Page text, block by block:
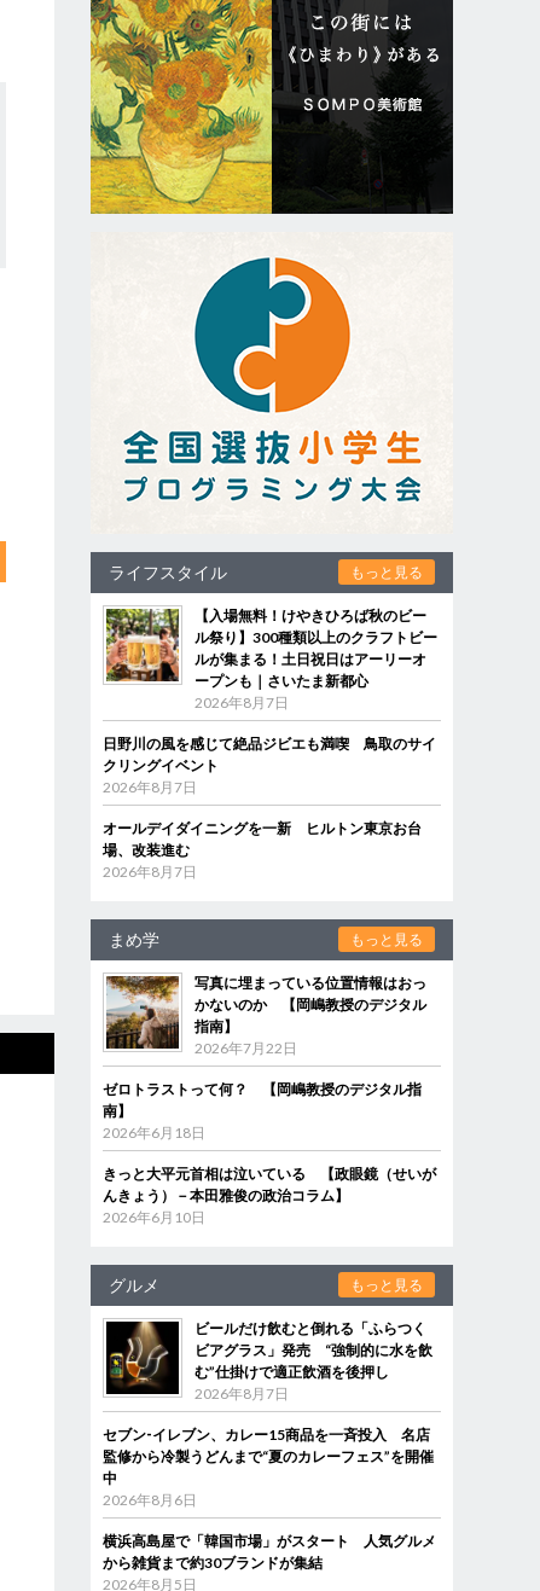
ライフスタイル もっと見る
【入場無料！けやきひろば秋のビー
ル祭り】300種類以上のクラフトビー
ルが集まる！土日祝日はアーリーオ
ープンも｜さいたま新都心
2026年8月7日
日野川の風を感じて絶品ジビエも満喫 鳥取のサイ
クリングイベント
2026年8月7日
オールデイダイニングを一新 ヒルトン東京お台
場、改装進む
2026年8月7日
まめ学 もっと見る
写真に埋まっている位置情報はおっ
かないのか 【岡嶋教授のデジタル
指南】
2026年7月22日
ゼロトラストって何？ 【岡嶋教授のデジタル指
南】
2026年6月18日
きっと大平元首相は泣いている 【政眼鏡（せいが
んきょう）－本田雅俊の政治コラム】
2026年6月10日
グルメ もっと見る
ビールだけ飲むと倒れる「ふらつく
ビアグラス」発売 “強制的に水を飲
む”仕掛けで適正飲酒を後押し
2026年8月7日
セブン‐イレブン、カレー15商品を一斉投入 名店
監修から冷製うどんまで“夏のカレーフェス”を開催
中
2026年8月6日
横浜高島屋で「韓国市場」がスタート 人気グルメ
から雑貨まで約30ブランドが集結
2026年8月5日